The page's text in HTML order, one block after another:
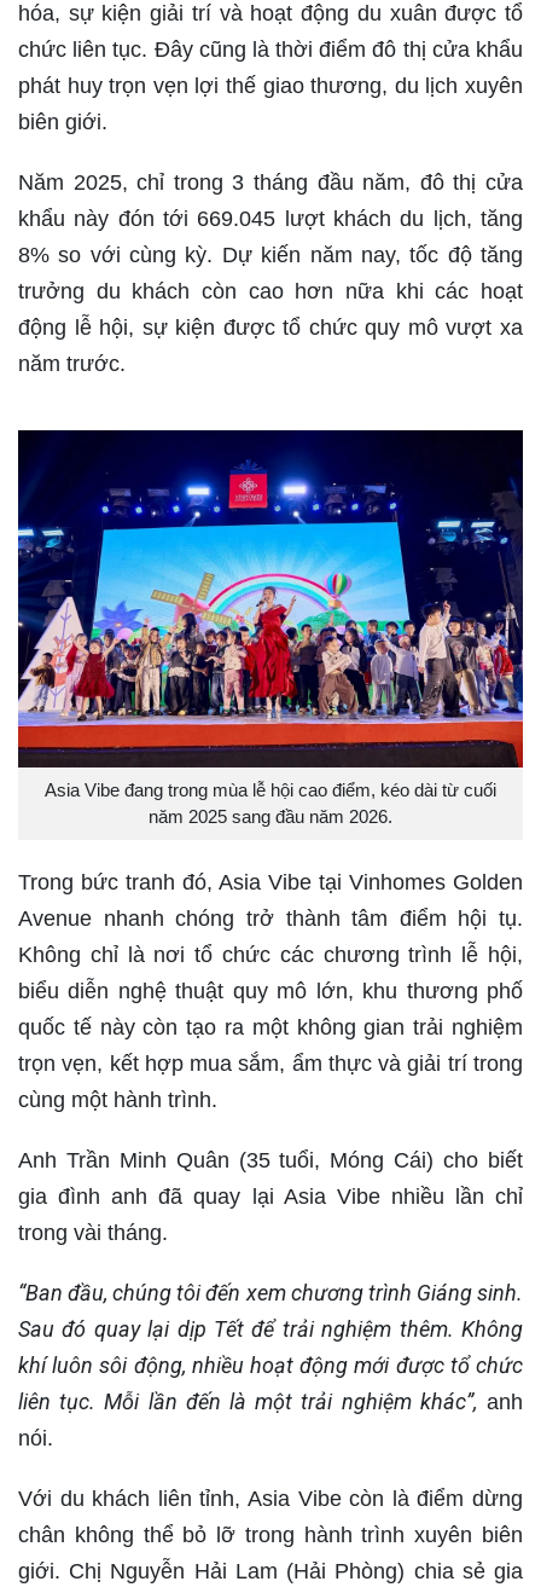
hóa, sự kiện giải trí và hoạt động du xuân được tổ
chức liên tục. Đây cũng là thời điểm đô thị cửa khẩu
phát huy trọn vẹn lợi thế giao thương, du lịch xuyên
biên giới.
Năm 2025, chỉ trong 3 tháng đầu năm, đô thị cửa
khẩu này đón tới 669.045 lượt khách du lịch, tăng
8% so với cùng kỳ. Dự kiến năm nay, tốc độ tăng
trưởng du khách còn cao hơn nữa khi các hoạt
động lễ hội, sự kiện được tổ chức quy mô vượt xa
năm trước.
Asia Vibe đang trong mùa lễ hội cao điểm, kéo dài từ cuối
năm 2025 sang đầu năm 2026.
Trong bức tranh đó, Asia Vibe tại Vinhomes Golden
Avenue nhanh chóng trở thành tâm điểm hội tụ.
Không chỉ là nơi tổ chức các chương trình lễ hội,
biểu diễn nghệ thuật quy mô lớn, khu thương phố
quốc tế này còn tạo ra một không gian trải nghiệm
trọn vẹn, kết hợp mua sắm, ẩm thực và giải trí trong
cùng một hành trình.
Anh Trần Minh Quân (35 tuổi, Móng Cái) cho biết
gia đình anh đã quay lại Asia Vibe nhiều lần chỉ
trong vài tháng.
“Ban đầu, chúng tôi đến xem chương trình Giáng sinh.
Sau đó quay lại dịp Tết để trải nghiệm thêm. Không
khí luôn sôi động, nhiều hoạt động mới được tổ chức
liên tục. Mỗi lần đến là một trải nghiệm khác”, anh
nói.
Với du khách liên tỉnh, Asia Vibe còn là điểm dừng
chân không thể bỏ lỡ trong hành trình xuyên biên
giới. Chị Nguyễn Hải Lam (Hải Phòng) chia sẻ gia